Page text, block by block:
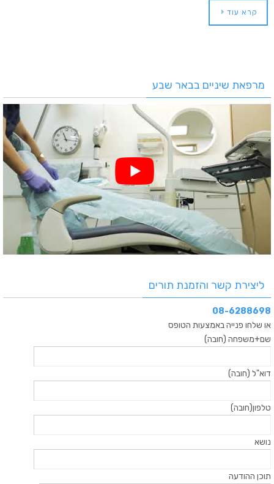
קרא עוד
מרפאת שיניים בבאר שבע
ליצירת קשר והזמנת תורים
08-6288698
או שלחו פנייה באמצעות הטופס
שם+משפחה (חובה)
דוא"ל (חובה)
טלפון(חובה)
נושא
תוכן ההודעה